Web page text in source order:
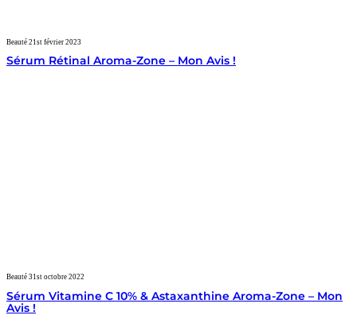
Beauté 21st février 2023
Sérum Rétinal Aroma-Zone – Mon Avis !
Beauté 31st octobre 2022
Sérum Vitamine C 10% & Astaxanthine Aroma-Zone – Mon
Avis !